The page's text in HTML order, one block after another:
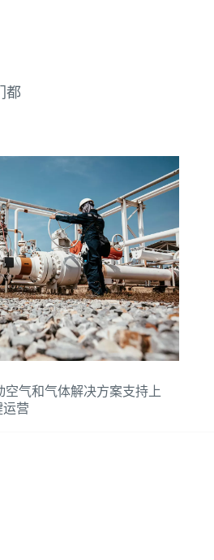
都
空气和气体解决方案支持上
营